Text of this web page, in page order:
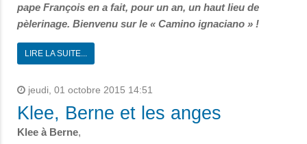
pape François en a fait, pour un an, un haut lieu de
pèlerinage. Bienvenu sur le « Camino ignaciano » !
LIRE LA SUITE...
jeudi, 01 octobre 2015 14:51
Klee, Berne et les anges
Klee à Berne,